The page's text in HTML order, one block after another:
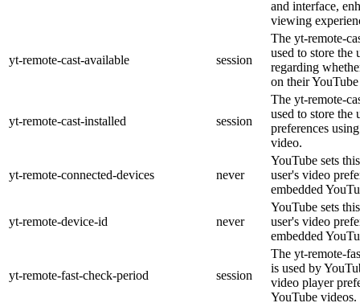
and interface,
viewing
yt-remote-cast-available session
The yt-remote-
used to store the
regarding
on their
yt-remote-cast-installed session
The yt-remote-
used to store the
preferences
video.
yt-remote-connected-devices never
YouTube sets
user's video
embedded
yt-remote-device-id never
YouTube sets
user's video
embedded
yt-remote-fast-check-period session
The yt-remote-
is used by
video player
YouTube videos.